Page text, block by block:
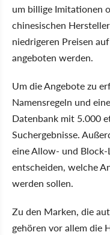
um billige Imitationen
chinesischen
niedrigeren Preisen
angeboten werden.
Um die Angebote zu
Namensregeln und
Datenbank mit 5.000
Suchergebnisse.
eine Allow- und
entscheiden, welche
werden sollen.
Zu den Marken, die
gehören vor allem die